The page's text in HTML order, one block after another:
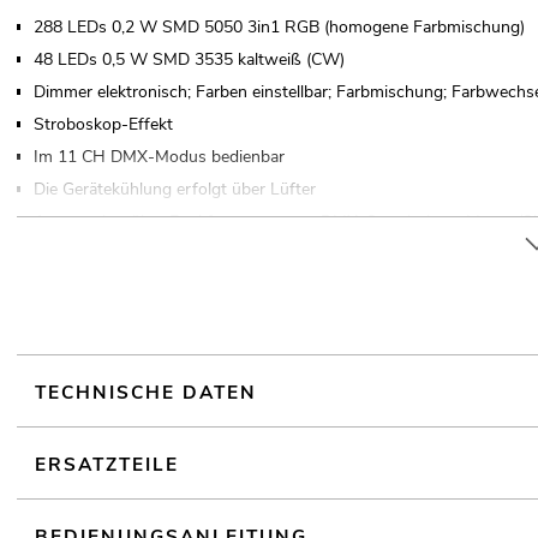
288 LEDs 0,2 W SMD 5050 3in1 RGB (homogene Farbmischung)
48 LEDs 0,5 W SMD 3535 kaltweiß (CW)
Dimmer elektronisch; Farben einstellbar; Farbmischung;
Stroboskop-Effekt
Im 11 CH DMX-Modus bedienbar
Die Gerätekühlung erfolgt über Lüfter
Ansteuerbar über Funkfernsteuerung; DMX; Stand-alone; Master/
TECHNISCHE DATEN
ERSATZTEILE